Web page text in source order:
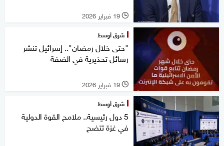
l 19 فبراير 2026
شرق أوسط
"حتى خلال رمضان".. إسرائيل تنشر
رسائل تحذيرية في الضفة
l 19 فبراير 2026
شرق أوسط
5 دول رئيسية.. ملامح القوة الدولية
في غزة تتضح